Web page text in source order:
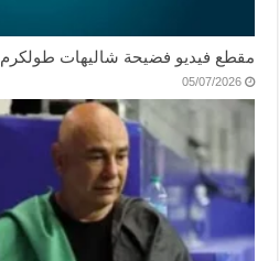
مقطع فيديو فضيحة شاليهات طولكرم
05/07/2026